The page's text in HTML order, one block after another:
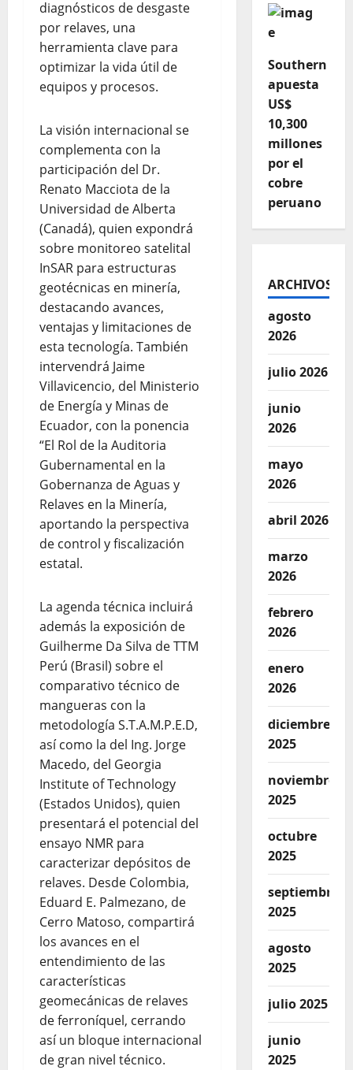
diagnósticos de desgaste
por relaves, una
herramienta clave para
optimizar la vida útil de
equipos y procesos.
La visión internacional se
complementa con la
participación del Dr.
Renato Macciota de la
Universidad de Alberta
(Canadá), quien expondrá
sobre monitoreo satelital
InSAR para estructuras
geotécnicas en minería,
destacando avances,
ventajas y limitaciones de
esta tecnología. También
intervendrá Jaime
Villavicencio, del Ministerio
de Energía y Minas de
Ecuador, con la ponencia
“El Rol de la Auditoria
Gubernamental en la
Gobernanza de Aguas y
Relaves en la Minería,
aportando la perspectiva
de control y fiscalización
estatal.
La agenda técnica incluirá
además la exposición de
Guilherme Da Silva de TTM
Perú (Brasil) sobre el
comparativo técnico de
mangueras con la
metodología S.T.A.M.P.E.D,
así como la del Ing. Jorge
Macedo, del Georgia
Institute of Technology
(Estados Unidos), quien
presentará el potencial del
ensayo NMR para
caracterizar depósitos de
relaves. Desde Colombia,
Eduard E. Palmezano, de
Cerro Matoso, compartirá
los avances en el
entendimiento de las
características
geomecánicas de relaves
de ferroníquel, cerrando
así un bloque internacional
de gran nivel técnico.
Southern
apuesta
US$
10,300
millones
por el
cobre
peruano
ARCHIVOS
agosto
2026
julio 2026
junio
2026
mayo
2026
abril 2026
marzo
2026
febrero
2026
enero
2026
diciembre
2025
noviembre
2025
octubre
2025
septiembre
2025
agosto
2025
julio 2025
junio
2025